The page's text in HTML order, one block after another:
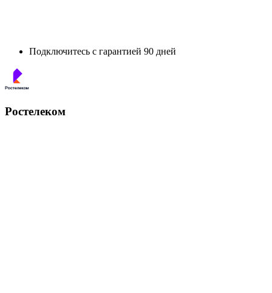
Подключитесь с гарантией 90 дней
Ростелеком